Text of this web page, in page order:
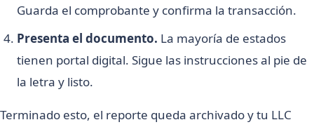
Guarda el comprobante y confirma la transacción.
Presenta el documento. La mayoría de estados
tienen portal digital. Sigue las instrucciones al pie de
la letra y listo.
Terminado esto, el reporte queda archivado y tu LLC